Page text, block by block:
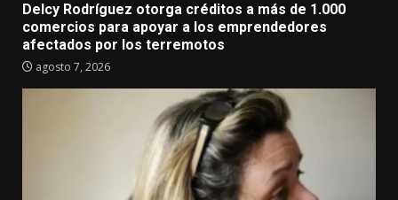
Delcy Rodríguez otorga créditos a más de 1.000
comercios para apoyar a los emprendedores
afectados por los terremotos
agosto 7, 2026